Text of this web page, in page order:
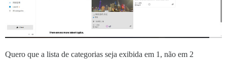
Quero que a lista de categorias seja exibida em 1, não em 2